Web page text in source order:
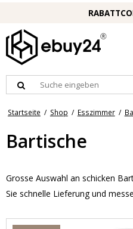
Startseite / Shop / Esszimmer /
Bartische
Grosse Auswahl an schicken
Sie schnelle Lieferung und